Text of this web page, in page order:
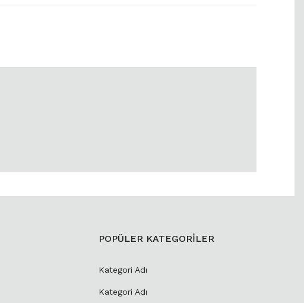
POPÜLER KATEGORİLER
Kategori Adı
Kategori Adı